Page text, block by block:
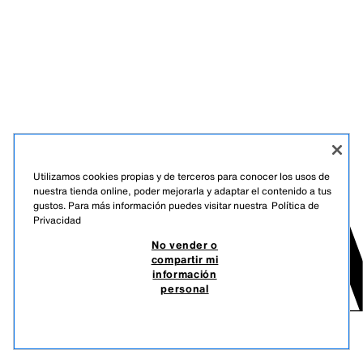
Utilizamos cookies propias y de terceros para conocer los usos de
nuestra tienda online, poder mejorarla y adaptar el contenido a tus
gustos. Para más información puedes visitar nuestra Política de
Privacidad
No vender o
compartir mi
información
personal